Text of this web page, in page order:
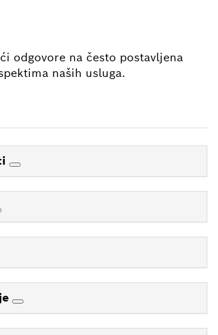
odgovore na često postavljena
naših usluga.